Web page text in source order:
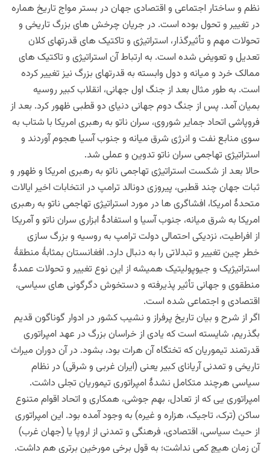
نظم و ساختار اجتماعی و اقتصادی جهان در بستر مواج تاریخ هماره
در تغییر و تحول بوده است. در جریان چرخش های بزرگ تاریخی و
تحولات مهم و تأثیرگذار، استراتیژی و تاکتیک های قدرتهای کلان
تعدیل و تعویض شده است. به ارتباط آن استراتیژی و تاکتیک های
ممالک خرد و میانه و دول وابسته به قدرتهای بزرگ نیز تغییر کرده
است. به طور مثال بعد از جنگ اول جهانی، انقلاب کبیر روسیه
بمیان آمد. پس از جنگ دوم جهانی دنیای دو قطبی ظهور کرد. بعد از
فروپاشی اتحاد جمایر شوروی، سران ناتو به رهبری امریکا با شتاب به
سوی منابع نفت و انرژی شرق میانه و جنوب آسیا هجوم آوردند و
استراتیژی تهاجمی سران ناتو تدوین و عملی شد.
حالا بعد از شکست استراتیژی تهاجمی ناتو به رهبری امریکا و ظهور و
ثبات جهان چند قطبی، پیروزی دونالد ترامپ در انتخابات اخیر ایالات
متحدۀ امریکا، افشاگری ها در مورد استراتیژی تهاجمی ناتو به رهبری
امریکا به شرق میانه، جنوب آسیا و استفادۀ ابزاری سران ناتو و آمریکا
از افراطیت، نزدیکی احتمالی دولت ترامپ به روسیه و بزرگ سازی
خطر چین تغییر و تبدلاتی را به دنبال دارد. افغانستان بمثابۀ منطقۀ
استراتیژیک و جیوپولیتیک همیشه از این نوع تغییر و تحولات عمدۀ
منطقوی و جهانی تأثیر پذیرفته و دستخوش دگرگونی های سیاسی،
اقتصادی و اجتماعی شده است.
اگر از شرح و بیان تاریخ پرفراز و نشیب کشور در ادوار گوناگون قدیم
بگذریم، شایسته است که یادی از خراسان بزرگ در عهد امپراتوری
قدرتمند تیموریان که تختگاه آن هرات بود، بشود. در آن دوران میراث
تاریخی و تمدنی آریانای کبیر یعنی (ایران غربی و شرقی) در نظام
سیاسی هرچند متکامل نشدۀ امپراتوری تیموریان تجلی داشت.
امپراتوری یی که از تعادل، بهم جوشی، همکاری و اتحاد اقوام متنوع
ساکن (ترک، تاجیک، هزاره و غیره) به وجود آمده بود. این امپراتوری
از حیث سیاسی، اقتصادی، فرهنگی و تمدنی از اروپا یا (جهان غرب)
آن زمان هیچ کمی نداشت؛ به قول برخی مورخین برتری هم داشت.